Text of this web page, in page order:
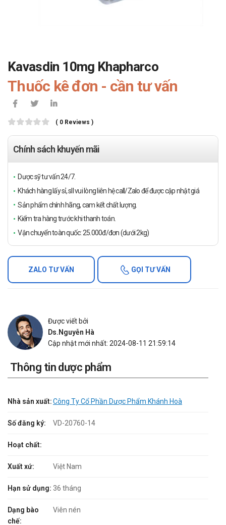
Kavasdin 10mg Khapharco
Thuốc kê đơn - cần tư vấn
( 0 Reviews )
Chính sách khuyến mãi
Dược sỹ tư vấn 24/7.
Khách hàng lấy sỉ, sll vui lòng liên hệ call/Zalo để được cập nhật giá
Sản phẩm chính hãng, cam kết chất lượng.
Kiểm tra hàng trước khi thanh toán.
Vận chuyển toàn quốc: 25.000đ/đơn (dưới 2kg)
ZALO TƯ VẤN GỌI TƯ VẤN
Được viết bởi
Ds.Nguyễn Hà
Cập nhật mới nhất: 2024-08-11 21:59:14
Thông tin dược phẩm
Nhà sản xuất:Công Ty Cổ Phần Dược Phẩm Khánh Hoà
Số đăng ký: VD-20760-14
Hoạt chất:
Xuất xứ: Việt Nam
Hạn sử dụng: 36 tháng
Dạng bào
chế:
Viên nén